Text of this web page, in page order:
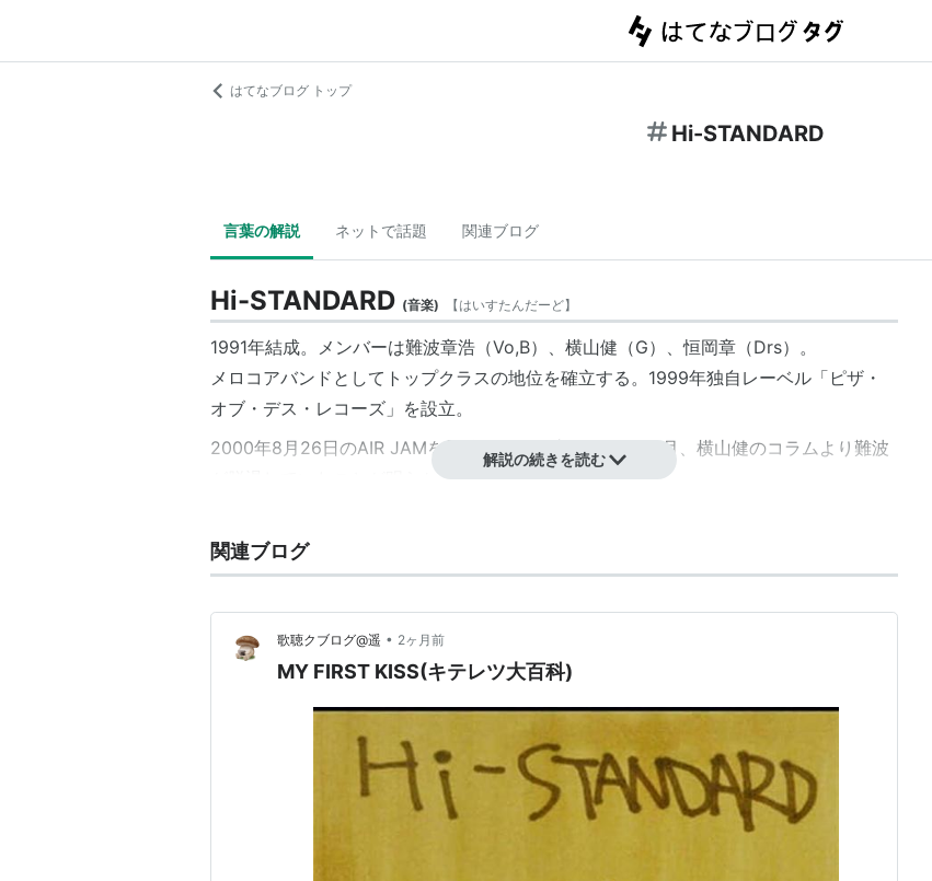
はてなブログ トップ
Hi-STANDARD
言葉の解説 ネットで話題 関連ブログ
Hi-STANDARD (音楽) 【はいすたんだーど】
1991年結成。メンバーは難波章浩（Vo,B）、横山健（G）、恒岡章 （Drs）。
メロコアバンドとしてトップクラスの地位を確立する。1999年独自レーベル「ピザ・
オブ・デス・レコーズ」を設立。
2000年8月26日のAIR JAMを最後に活動停止。2003年11月、横山健のコラムより難波
が脱退していたことが明らかになった。
人でコメント出演。
それに伴ってか、オフィシャルHPに難波の名前が復活。
その後、Kenの日記にて難波の復帰がアナウンスされた。
解説の続きを読む
関連ブログ
歌聴クブログ@遥 • 2ヶ月前
MY FIRST KISS(キテレツ大百科)